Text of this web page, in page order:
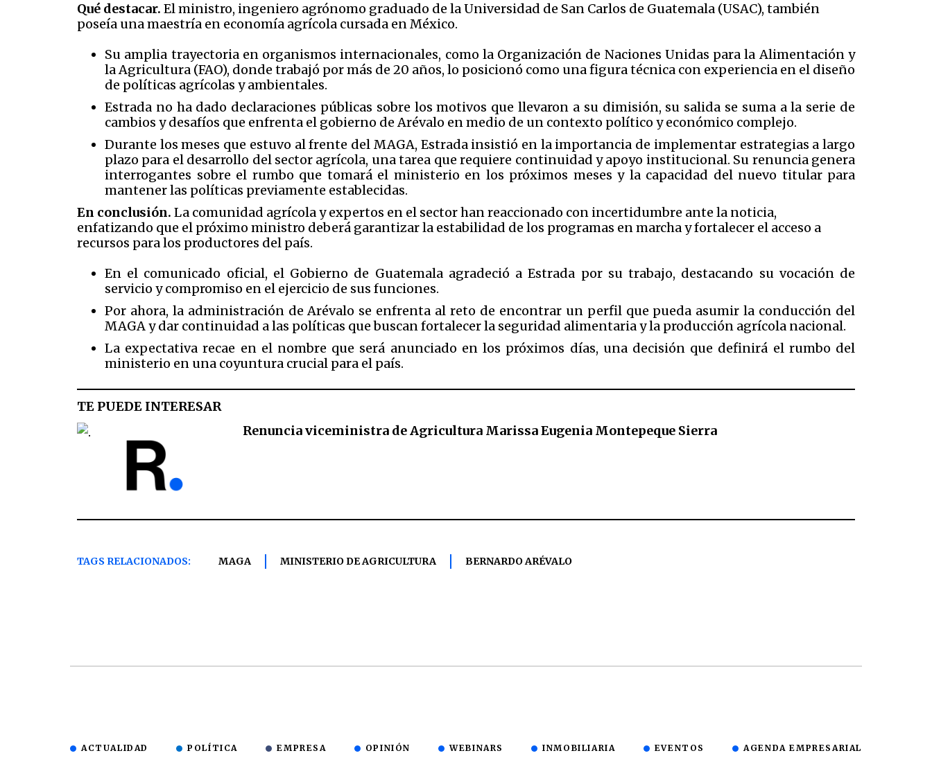
Qué destacar. El ministro, ingeniero agrónomo graduado de la Universidad de San Carlos de Guatemala (USAC), también
poseía una maestría en economía agrícola cursada en México.
Su amplia trayectoria en organismos internacionales, como la Organización de Naciones Unidas para la Alimentación y
la Agricultura (FAO), donde trabajó por más de 20 años, lo posicionó como una figura técnica con experiencia en el diseño
de políticas agrícolas y ambientales.
Estrada no ha dado declaraciones públicas sobre los motivos que llevaron a su dimisión, su salida se suma a la serie de
cambios y desafíos que enfrenta el gobierno de Arévalo en medio de un contexto político y económico complejo.
Durante los meses que estuvo al frente del MAGA, Estrada insistió en la importancia de implementar estrategias a largo
plazo para el desarrollo del sector agrícola, una tarea que requiere continuidad y apoyo institucional. Su renuncia genera
interrogantes sobre el rumbo que tomará el ministerio en los próximos meses y la capacidad del nuevo titular para
mantener las políticas previamente establecidas.
En conclusión. La comunidad agrícola y expertos en el sector han reaccionado con incertidumbre ante la noticia,
enfatizando que el próximo ministro deberá garantizar la estabilidad de los programas en marcha y fortalecer el acceso a
recursos para los productores del país.
En el comunicado oficial, el Gobierno de Guatemala agradeció a Estrada por su trabajo, destacando su vocación de
servicio y compromiso en el ejercicio de sus funciones.
Por ahora, la administración de Arévalo se enfrenta al reto de encontrar un perfil que pueda asumir la conducción del
MAGA y dar continuidad a las políticas que buscan fortalecer la seguridad alimentaria y la producción agrícola nacional.
La expectativa recae en el nombre que será anunciado en los próximos días, una decisión que definirá el rumbo del
ministerio en una coyuntura crucial para el país.
TE PUEDE INTERESAR
Renuncia viceministra de Agricultura Marissa Eugenia Montepeque Sierra
TAGS RELACIONADOS: MAGA MINISTERIO DE AGRICULTURA BERNARDO ARÉVALO
ACTUALIDAD POLÍTICA EMPRESA OPINIÓN WEBINARS INMOBILIARIA EVENTOS AGENDA EMPRESARIAL